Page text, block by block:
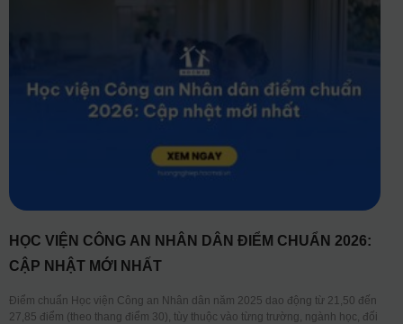
HỌC VIỆN CÔNG AN NHÂN DÂN ĐIỂM CHUẨN 2026:
CẬP NHẬT MỚI NHẤT
Điểm chuẩn Học viện Công an Nhân dân năm 2025 dao động từ 21,50 đến
27,85 điểm (theo thang điểm 30), tùy thuộc vào từng trường, ngành học, đối